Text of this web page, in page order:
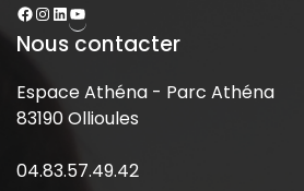
Nous contacter
Espace Athéna - Parc Athéna
83190 Ollioules
04.83.57.49.42